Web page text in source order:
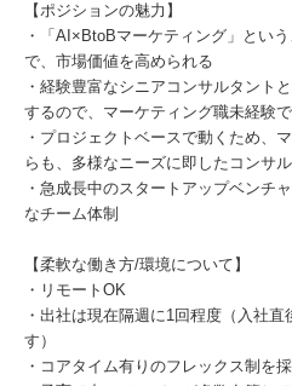
【ポジションの魅力】
・「AI×BtoBマーケティング」とい
で、市場価値を高められる
・経験豊富なシニアコンサルタント
するので、マーケティング職未経験
・プロジェクトベースで動くため、
らも、多様なニーズに即したコンサ
・急成長中のスタートアップベンチ
なチーム体制
【柔軟な働き方/環境について】
・リモートOK
・出社は現在隔週に1回程度（入社
す）
・コアタイム有りのフレックス制を